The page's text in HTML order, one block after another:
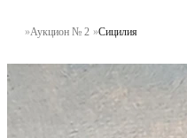
Аукцион № 2 Сицилия